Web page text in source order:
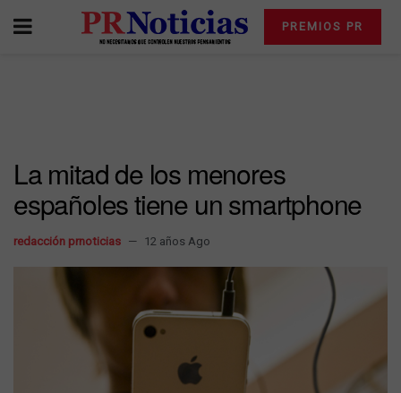
PREMIOS PR
La mitad de los menores
españoles tiene un smartphone
redacción prnoticias 12 años Ago